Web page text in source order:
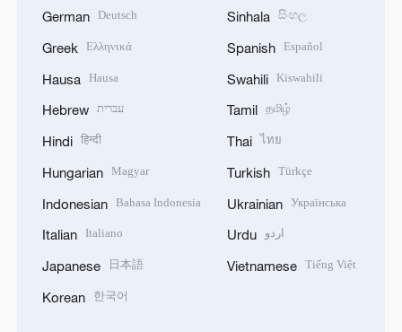
German Deutsch
Greek Ελληνικά
Hausa Hausa
Hebrew עברית
Hindi हिन्दी
Hungarian Magyar
Indonesian Bahasa Indonesia
Italian Italiano
Japanese 日本語
Korean 한국어
Sinhala සිංහල
Spanish Español
Swahili Kiswahili
Tamil தமிழ்
Thai ไทย
Turkish Türkçe
Ukrainian Українська
Urdu اردو
Vietnamese Tiếng Việt